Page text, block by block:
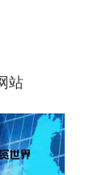
站